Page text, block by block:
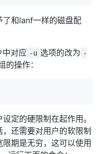
了和lanf一样的磁盘配
对应 -u 选项的改为 -
操作：
定的硬限制在起作用。
还需要对用户的软限制
期是无穷，这可以使用